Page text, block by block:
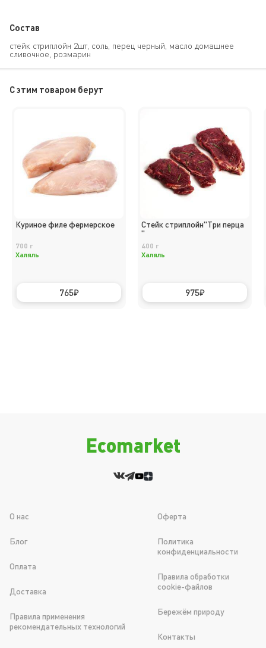
Состав
стейк стриплойн 2шт, соль, перец черный, масло домашнее
сливочное, розмарин
C этим товаром берут
Куриное филе фермерское
700 г
Халяль
765
Стейк стриплойн"Три перца
"
400 г
Халяль
975
Ecomarket
О нас
Блог
Оплата
Доставка
Правила применения
рекомендательных технологий
Оферта
Политика
конфиденциальности
Правила обработки
cookie-файлов
Бережём природу
Контакты